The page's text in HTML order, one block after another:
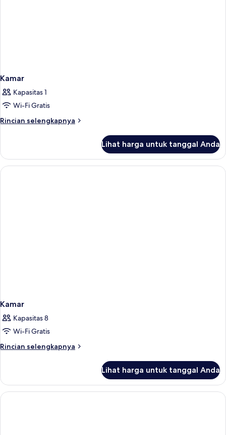
Kamar
Kapasitas 1
Wi-Fi Gratis
Rincian selengkapnya
Rincian
Kamar
Lihat harga untuk tanggal Anda
Kamar
Kapasitas 8
Wi-Fi Gratis
Rincian selengkapnya
Rincian
Kamar
Lihat harga untuk tanggal Anda